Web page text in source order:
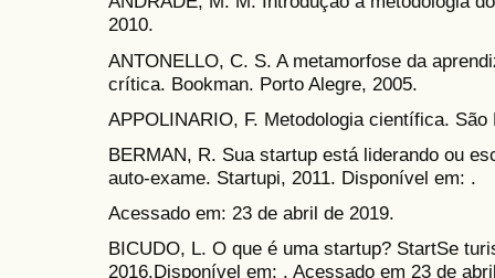
2010.
ANTONELLO, C. S. A metamorfose da
crítica. Bookman. Porto Alegre, 2005.
APPOLINARIO, F. Metodologia científica. São
BERMAN, R. Sua startup está liderando ou
auto-exame. Startupi, 2011. Disponível em: .
Acessado em: 23 de abril de 2019.
BICUDO, L. O que é uma startup? StartSe
2016.Disponível em: . Acessado em 23 de